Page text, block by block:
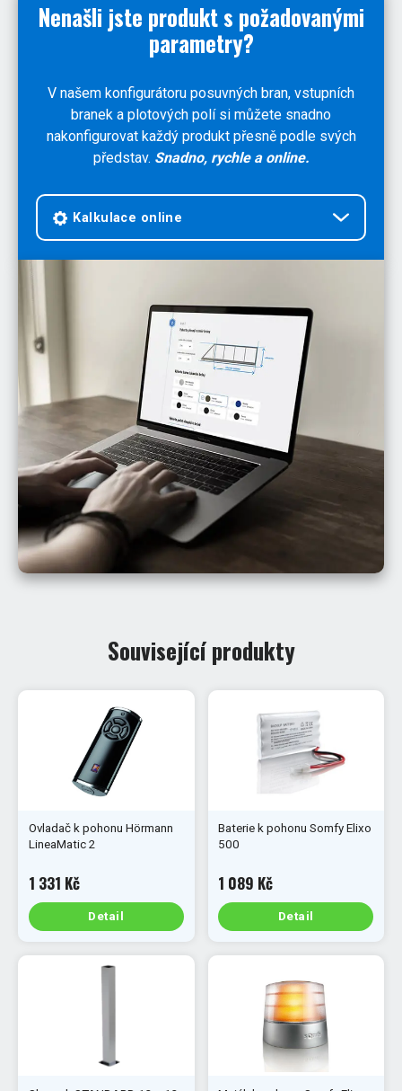
Nenašli jste produkt s požadovanými
parametry?
V našem konfigurátoru posuvných bran, vstupních
branek a plotových polí si můžete snadno
nakonfigurovat každý produkt přesně podle svých
představ. Snadno, rychle a online.
Kalkulace online
Související produkty
Ovladač k pohonu Hörmann
LineaMatic 2
1 331 Kč
Detail
Baterie k pohonu Somfy Elixo
500
1 089 Kč
Detail